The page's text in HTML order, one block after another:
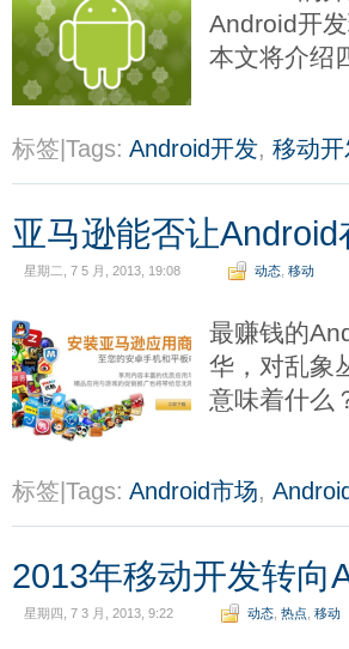
Android开
本文将介绍
标签|Tags: Android开发, 移动开
亚马逊能否让
星期二, 7 5 月, 2013, 19:08 动态 移动
最赚钱的
华，对乱象
意味着什么
标签|Tags: Android市场,
2013年移动开发转向
星期四, 7 3 月, 2013, 9:22 动态 热点 移动